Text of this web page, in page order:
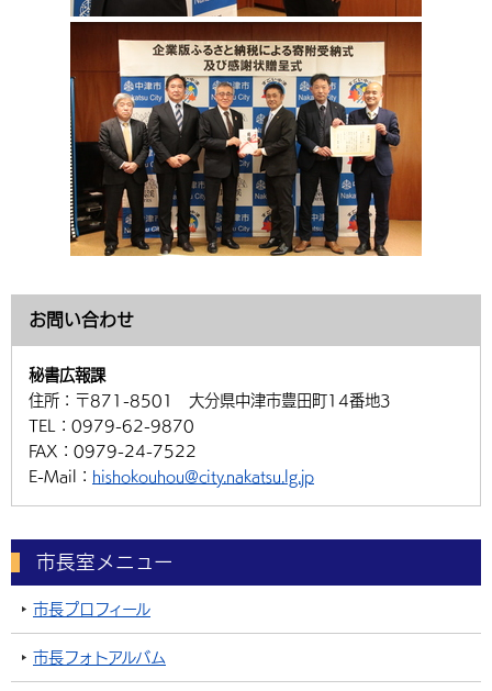
お問い合わせ
秘書広報課
住所： 〒871-8501 大分県中津市豊田町14番地3
TEL： 0979-62-9870
FAX： 0979-24-7522
E-Mail： hishokouhou@city.nakatsu.lg.jp
市長室メニュー
市長プロフィール
市長フォトアルバム